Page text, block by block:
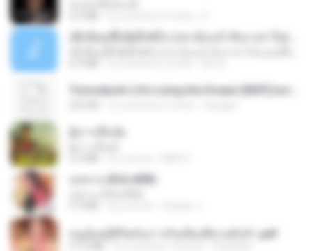
กุหลาบ (KULARB)
หนูน้อยสู้ชีวิตกับภารกิจเลี้ยงพี่ชายทั้งห้า.pdf